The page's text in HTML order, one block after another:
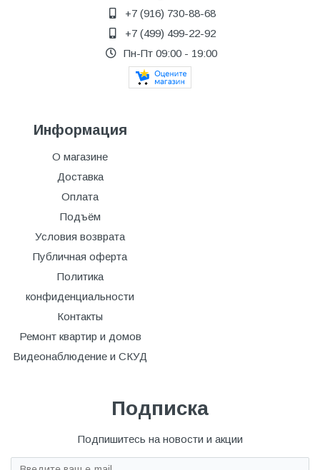
+7 (916) 730-88-68
+7 (499) 499-22-92
Пн-Пт 09:00 - 19:00
Информация
О магазине
Доставка
Оплата
Подъём
Условия возврата
Публичная оферта
Политика
конфиденциальности
Контакты
Ремонт квартир и домов
Видеонаблюдение и СКУД
Подписка
Подпишитесь на новости и акции